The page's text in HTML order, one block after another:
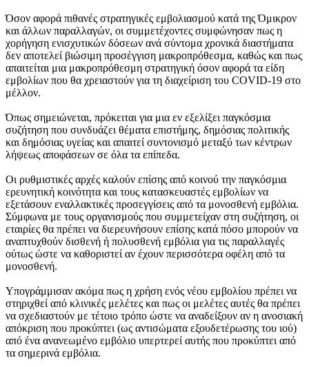
Όσον αφορά πιθανές στρατηγικές εμβολιασμού κατά της Όμικρον
και άλλων παραλλαγών, οι συμμετέχοντες συμφώνησαν πως η
χορήγηση ενισχυτικών δόσεων ανά σύντομα χρονικά διαστήματα
δεν αποτελεί βιώσιμη προσέγγιση μακροπρόθεσμα, καθώς και πως
απαιτείται μια μακροπρόθεσμη στρατηγική όσον αφορά τα είδη
εμβολίων που θα χρειαστούν για τη διαχείριση του COVID-19 στο
μέλλον.
Όπως σημειώνεται, πρόκειται για μια εν εξελίξει παγκόσμια
συζήτηση που συνδυάζει θέματα επιστήμης, δημόσιας πολιτικής
και δημόσιας υγείας και απαιτεί συντονισμό μεταξύ των κέντρων
λήψεως αποφάσεων σε όλα τα επίπεδα.
Οι ρυθμιστικές αρχές καλούν επίσης από κοινού την παγκόσμια
ερευνητική κοινότητα και τους κατασκευαστές εμβολίων να
εξετάσουν εναλλακτικές προσεγγίσεις από τα μονοσθενή εμβόλια.
Σύμφωνα με τους οργανισμούς που συμμετείχαν στη συζήτηση, οι
εταιρίες θα πρέπει να διερευνήσουν επίσης κατά πόσο μπορούν να
αναπτυχθούν δισθενή ή πολυσθενή εμβόλια για τις παραλλαγές
ούτως ώστε να καθοριστεί αν έχουν περισσότερα οφέλη από τα
μονοσθενή.
Υπογράμμισαν ακόμα πως η χρήση ενός νέου εμβολίου πρέπει να
στηριχθεί από κλινικές μελέτες και πως οι μελέτες αυτές θα πρέπει
να σχεδιαστούν με τέτοιο τρόπο ώστε να αναδείξουν αν η ανοσιακή
απόκριση που προκύπτει (ως αντισώματα εξουδετέρωσης του ιού)
από ένα ανανεωμένο εμβόλιο υπερτερεί αυτής που προκύπτει από
τα σημερινά εμβόλια.